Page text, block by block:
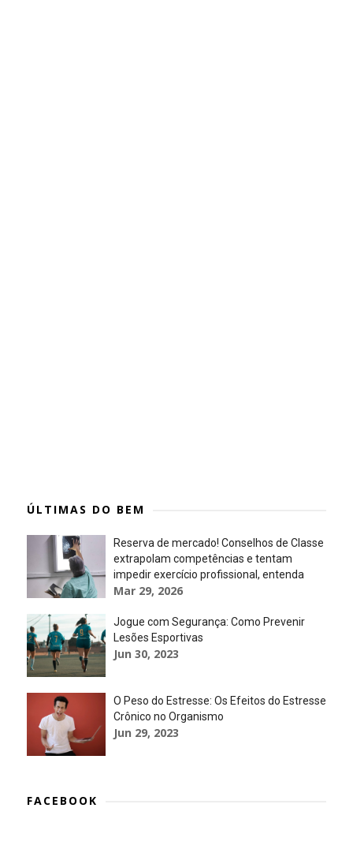
ÚLTIMAS DO BEM
Reserva de mercado! Conselhos de Classe
extrapolam competências e tentam
impedir exercício profissional, entenda
Mar 29, 2026
Jogue com Segurança: Como Prevenir
Lesões Esportivas
Jun 30, 2023
O Peso do Estresse: Os Efeitos do Estresse
Crônico no Organismo
Jun 29, 2023
FACEBOOK